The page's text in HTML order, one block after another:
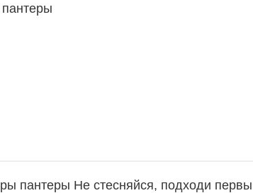
пантеры Не стесняйся, подходи